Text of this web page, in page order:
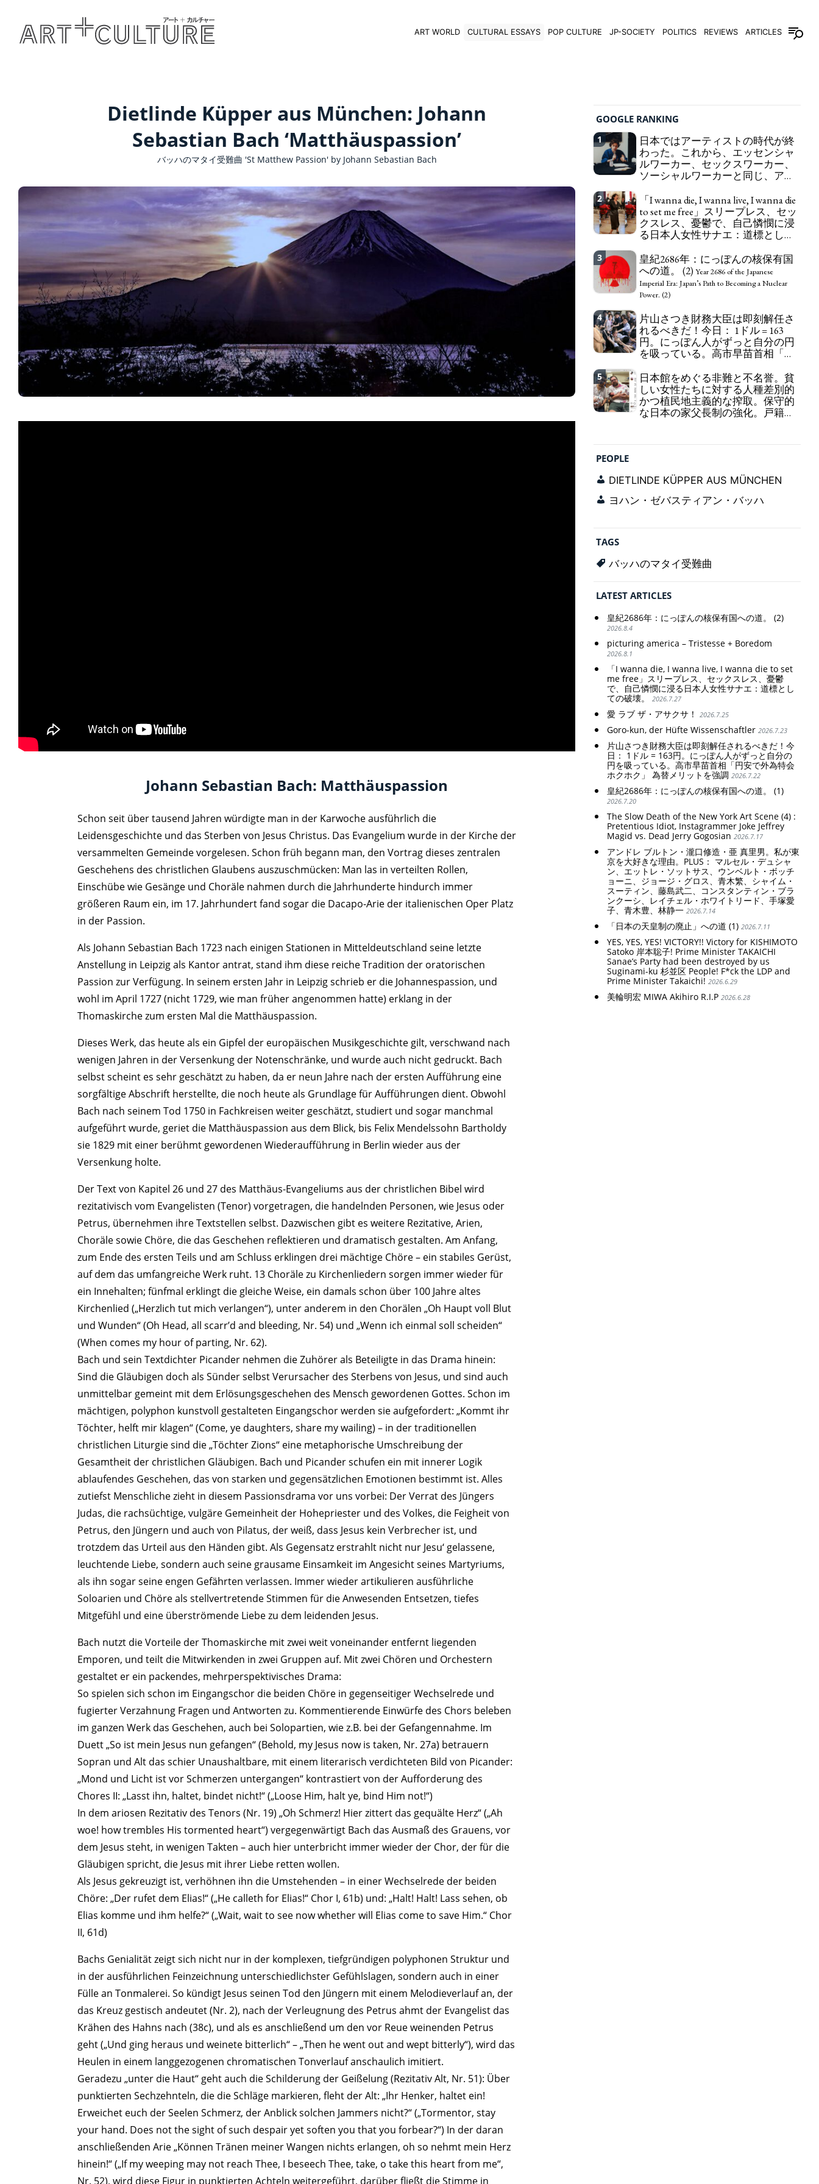
ART WORLD CULTURAL ESSAYS POP CULTURE JP-SOCIETY POLITICS REVIEWS ARTICLES
TAGS PEOPLE RANKING
ART WORLD CULTURAL ESSAYS POP CULTURE JP-SOCIETY POLITICS
Dietlinde Küpper aus München: Johann
Sebastian Bach ‘Matthäuspassion’
バッハのマタイ受難曲 'St Matthew Passion' by Johann Sebastian Bach
Johann Sebastian Bach: Matthäuspassion
Schon seit über tausend Jahren würdigte man in der Karwoche ausführlich die
Leidensgeschichte und das Sterben von Jesus Christus. Das Evangelium wurde in der Kirche der
versammelten Gemeinde vorgelesen. Schon früh begann man, den Vortrag dieses zentralen
Geschehens des christlichen Glaubens auszuschmücken: Man las in verteilten Rollen,
Einschübe wie Gesänge und Choräle nahmen durch die Jahrhunderte hindurch immer
größeren Raum ein, im 17. Jahrhundert fand sogar die Dacapo-Arie der italienischen Oper Platz
in der Passion.
Als Johann Sebastian Bach 1723 nach einigen Stationen in Mitteldeutschland seine letzte
Anstellung in Leipzig als Kantor antrat, stand ihm diese reiche Tradition der oratorischen
Passion zur Verfügung. In seinem ersten Jahr in Leipzig schrieb er die Johannespassion, und
wohl im April 1727 (nicht 1729, wie man früher angenommen hatte) erklang in der
Thomaskirche zum ersten Mal die Matthäuspassion.
Dieses Werk, das heute als ein Gipfel der europäischen Musikgeschichte gilt, verschwand nach
wenigen Jahren in der Versenkung der Notenschränke, und wurde auch nicht gedruckt. Bach
selbst scheint es sehr geschätzt zu haben, da er neun Jahre nach der ersten Aufführung eine
sorgfältige Abschrift herstellte, die noch heute als Grundlage für Aufführungen dient. Obwohl
Bach nach seinem Tod 1750 in Fachkreisen weiter geschätzt, studiert und sogar manchmal
aufgeführt wurde, geriet die Matthäuspassion aus dem Blick, bis Felix Mendelssohn Bartholdy
sie 1829 mit einer berühmt gewordenen Wiederaufführung in Berlin wieder aus der
Versenkung holte.
Der Text von Kapitel 26 und 27 des Matthäus-Evangeliums aus der christlichen Bibel wird
rezitativisch vom Evangelisten (Tenor) vorgetragen, die handelnden Personen, wie Jesus oder
Petrus, übernehmen ihre Textstellen selbst. Dazwischen gibt es weitere Rezitative, Arien,
Choräle sowie Chöre, die das Geschehen reflektieren und dramatisch gestalten. Am Anfang,
zum Ende des ersten Teils und am Schluss erklingen drei mächtige Chöre – ein stabiles Gerüst,
auf dem das umfangreiche Werk ruht. 13 Choräle zu Kirchenliedern sorgen immer wieder für
ein Innehalten; fünfmal erklingt die gleiche Weise, ein damals schon über 100 Jahre altes
Kirchenlied („Herzlich tut mich verlangen“), unter anderem in den Chorälen „Oh Haupt voll Blut
und Wunden“ (Oh Head, all scarr’d and bleeding, Nr. 54) und „Wenn ich einmal soll scheiden“
(When comes my hour of parting, Nr. 62).
Bach und sein Textdichter Picander nehmen die Zuhörer als Beteiligte in das Drama hinein:
Sind die Gläubigen doch als Sünder selbst Verursacher des Sterbens von Jesus, und sind auch
unmittelbar gemeint mit dem Erlösungsgeschehen des Mensch gewordenen Gottes. Schon im
mächtigen, polyphon kunstvoll gestalteten Eingangschor werden sie aufgefordert: „Kommt ihr
Töchter, helft mir klagen“ (Come, ye daughters, share my wailing) – in der traditionellen
christlichen Liturgie sind die „Töchter Zions“ eine metaphorische Umschreibung der
Gesamtheit der christlichen Gläubigen. Bach und Picander schufen ein mit innerer Logik
ablaufendes Geschehen, das von starken und gegensätzlichen Emotionen bestimmt ist. Alles
zutiefst Menschliche zieht in diesem Passionsdrama vor uns vorbei: Der Verrat des Jüngers
Judas, die rachsüchtige, vulgäre Gemeinheit der Hohepriester und des Volkes, die Feigheit von
Petrus, den Jüngern und auch von Pilatus, der weiß, dass Jesus kein Verbrecher ist, und
trotzdem das Urteil aus den Händen gibt. Als Gegensatz erstrahlt nicht nur Jesu‘ gelassene,
leuchtende Liebe, sondern auch seine grausame Einsamkeit im Angesicht seines Martyriums,
als ihn sogar seine engen Gefährten verlassen. Immer wieder artikulieren ausführliche
Soloarien und Chöre als stellvertretende Stimmen für die Anwesenden Entsetzen, tiefes
Mitgefühl und eine überströmende Liebe zu dem leidenden Jesus.
Bach nutzt die Vorteile der Thomaskirche mit zwei weit voneinander entfernt liegenden
Emporen, und teilt die Mitwirkenden in zwei Gruppen auf. Mit zwei Chören und Orchestern
gestaltet er ein packendes, mehrperspektivisches Drama:
So spielen sich schon im Eingangschor die beiden Chöre in gegenseitiger Wechselrede und
fugierter Verzahnung Fragen und Antworten zu. Kommentierende Einwürfe des Chors beleben
im ganzen Werk das Geschehen, auch bei Solopartien, wie z.B. bei der Gefangennahme. Im
Duett „So ist mein Jesus nun gefangen“ (Behold, my Jesus now is taken, Nr. 27a) betrauern
Sopran und Alt das schier Unaushaltbare, mit einem literarisch verdichteten Bild von Picander:
„Mond und Licht ist vor Schmerzen untergangen“ kontrastiert von der Aufforderung des
Chores II: „Lasst ihn, haltet, bindet nicht!“ („Loose Him, halt ye, bind Him not!“)
In dem ariosen Rezitativ des Tenors (Nr. 19) „Oh Schmerz! Hier zittert das gequälte Herz“ („Ah
woe! how trembles His tormented heart“) vergegenwärtigt Bach das Ausmaß des Grauens, vor
dem Jesus steht, in wenigen Takten – auch hier unterbricht immer wieder der Chor, der für die
Gläubigen spricht, die Jesus mit ihrer Liebe retten wollen.
Als Jesus gekreuzigt ist, verhöhnen ihn die Umstehenden – in einer Wechselrede der beiden
Chöre: „Der rufet dem Elias!“ („He calleth for Elias!“ Chor I, 61b) und: „Halt! Halt! Lass sehen, ob
Elias komme und ihm helfe?“ („Wait, wait to see now whether will Elias come to save Him.“ Chor
II, 61d)
Bachs Genialität zeigt sich nicht nur in der komplexen, tiefgründigen polyphonen Struktur und
in der ausführlichen Feinzeichnung unterschiedlichster Gefühlslagen, sondern auch in einer
Fülle an Tonmalerei. So kündigt Jesus seinen Tod den Jüngern mit einem Melodieverlauf an, der
das Kreuz gestisch andeutet (Nr. 2), nach der Verleugnung des Petrus ahmt der Evangelist das
Krähen des Hahns nach (38c), und als es anschließend um den vor Reue weinenden Petrus
geht („Und ging heraus und weinete bitterlich“ – „Then he went out and wept bitterly“), wird das
Heulen in einem langgezogenen chromatischen Tonverlauf anschaulich imitiert.
Geradezu „unter die Haut“ geht auch die Schilderung der Geißelung (Rezitativ Alt, Nr. 51): Über
punktierten Sechzehnteln, die die Schläge markieren, fleht der Alt: „Ihr Henker, haltet ein!
Erweichet euch der Seelen Schmerz, der Anblick solchen Jammers nicht?“ („Tormentor, stay
your hand. Does not the sight of such despair yet soften you that you forbear?“) In der daran
anschließenden Arie „Können Tränen meiner Wangen nichts erlangen, oh so nehmt mein Herz
hinein!“ („If my weeping may not reach Thee, I beseech Thee, take, o take this heart from me“,
Nr. 52), wird diese Figur in punktierten Achteln weitergeführt, darüber fließt die Stimme in
GOOGLE RANKING
1
日本ではアーティストの時代が終
わった。これから、エッセンシャ
ルワーカー、セックスワーカー、
ソーシャルワーカーと同じ、アー
in Japan the word "artist" into the word "Art
Worker" (similar to "Essential Worker", "Sex Worker"
or "Social Worker")
2
「I wanna die, I wanna live, I wanna die
to set me free」スリープレス、セッ
クスレス、憂鬱で、自己憐憫に浸
る日本人女性サナエ：道標として
die to set me free" - Sanae, a Japanese woman who
is sleepless, sexless, depressive and wallowing in
self-pity: destruction as a guidepost.
3
皇紀2686年：にっぽんの核保有国
への道。 (2) Year 2686 of the Japanese
Imperial Era: Japan’s Path to Becoming a Nuclear
Power. (2)
4
片山さつき財務大臣は即刻解任さ
れるべきだ！今日： 1ドル = 163
円。にっぽん人がずっと自分の円
を吸っている。高市早苗首相「円
ットを強調 Finance Minister KATAYAMA
Satsuki should be fired immediately! Today: 1 US$ =
163 Yen. The Japanese Have Long Been Draining
Their Own Yen. Prime Minister TAKAICHI
5
日本館をめぐる非難と不名誉。貧
しい女性たちに対する人種差別的
かつ植民地主義的な搾取。保守的
な日本の家父長制の強化。戸籍制
registration system. Reinforcement of
discriminatory bloodline ideology.
PEOPLE
DIETLINDE KÜPPER AUS MÜNCHEN
ヨハン・ゼバスティアン・バッハ
TAGS
バッハのマタイ受難曲
LATEST ARTICLES
皇紀2686年：にっぽんの核保有国への道。 (2)
2026.8.4
picturing america – Tristesse + Boredom
2026.8.1
「I wanna die, I wanna live, I wanna die to set
me free」スリープレス、セックスレス、憂鬱
で、自己憐憫に浸る日本人女性サナエ：道標とし
ての破壊。
2026.7.27
愛 ラブ ザ・アサクサ！ 2026.7.25
Goro-kun, der Hüfte Wissenschaftler 2026.7.23
片山さつき財務大臣は即刻解任されるべきだ！今
日： 1ドル = 163円。にっぽん人がずっと自分の
円を吸っている。高市早苗首相「円安で外為特会
ホクホク」 為替メリットを強調 2026.7.22
皇紀2686年：にっぽんの核保有国への道。 (1)
2026.7.20
The Slow Death of the New York Art Scene (4) :
Pretentious Idiot, Instagrammer Joke Jeffrey
Magid vs. Dead Jerry Gogosian 2026.7.17
アンドレ ブルトン・瀧口修造・亜 真里男。私が東
京を大好きな理由。PLUS： マルセル・デュシャ
ン、エットレ・ソットサス、ウンベルト・ボッチ
ョーニ、ジョージ・グロス、青木繁、シャイム・
スーティン、藤島武二、コンスタンティン・ブラ
ンクーシ、レイチェル・ホワイトリード、手塚愛
子、青木豊、林静一 2026.7.14
「日本の天皇制の廃止」への道 (1) 2026.7.11
YES, YES, YES! VICTORY!! Victory for KISHIMOTO
Satoko 岸本聡子! Prime Minister TAKAICHI
Sanae’s Party had been destroyed by us
Suginami-ku 杉並区 People! F*ck the LDP and
Prime Minister Takaichi! 2026.6.29
美輪明宏 MIWA Akihiro R.I.P 2026.6.28